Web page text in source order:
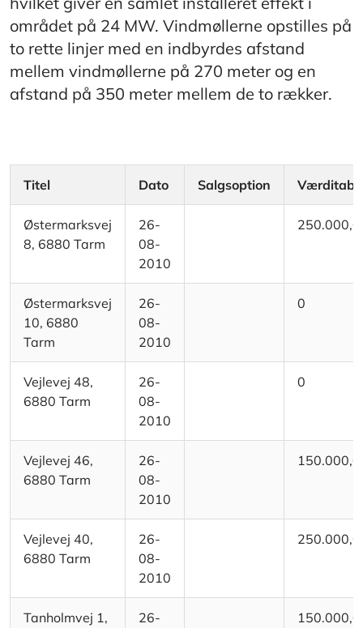
området på 24 MW. Vindmøllerne opstilles på
to rette linjer med en indbyrdes afstand
mellem vindmøllerne på 270 meter og en
afstand på 350 meter mellem de to rækker.
Titel Dato Salgsoption Værditab
Østermarksvej
8, 6880 Tarm
26-
08-
2010
Østermarksvej
10, 6880
Tarm
26-
08-
2010
0
Vejlevej 48,
6880 Tarm
26-
08-
2010
0
Vejlevej 46,
6880 Tarm
26-
08-
2010
Vejlevej 40,
6880 Tarm
26-
08-
2010
Tanholmvej 1,
26-